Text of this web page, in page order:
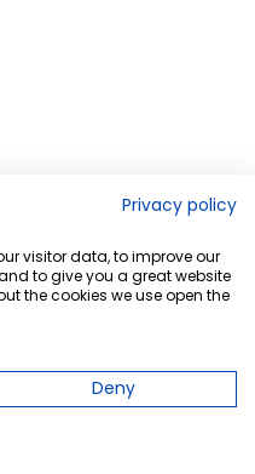
Privacy policy
visitor data, to improve our
to give you a great website
the cookies we use open the
Deny